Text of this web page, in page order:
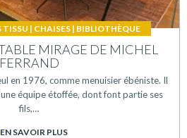
TISSU | CHAISES | BIBLIOTHÈQUE
MIRAGE DE MICHEL
FERRAND
en 1976, comme menuisier ébéniste. Il
équipe étoffée, dont font partie ses
fils,…
EN SAVOIR PLUS